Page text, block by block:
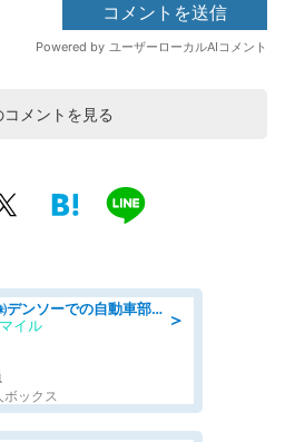
メントを見る
＞
未経験者大歓迎! ㈱デンソーでの自動車部品の組立作業 denso aichi
イル
ボックス